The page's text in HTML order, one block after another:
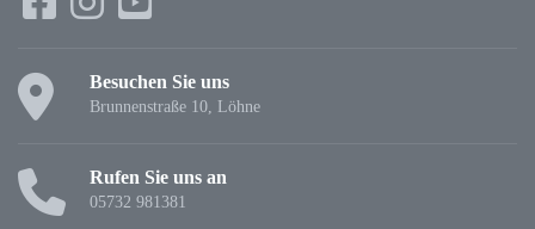
Besuchen Sie uns
Brunnenstraße 10, Löhne
Rufen Sie uns an
05732 981381